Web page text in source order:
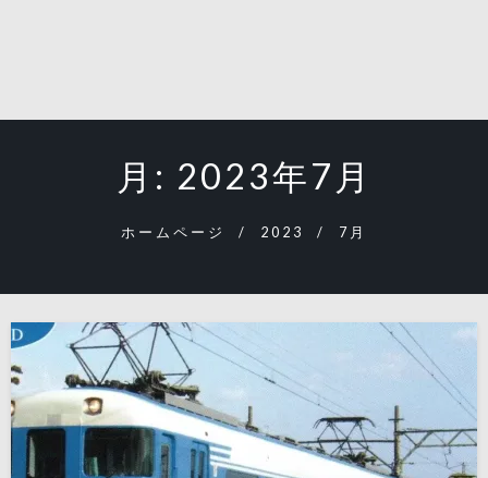
月: 2023年7月
ホームページ 2023 7月